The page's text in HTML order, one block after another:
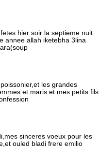
hier soir la septieme nuit
annee allah iketebha 3lina
les grandes
et maris et mes petits fils
sinceres voeux pour les
ouled bladi frere emilio